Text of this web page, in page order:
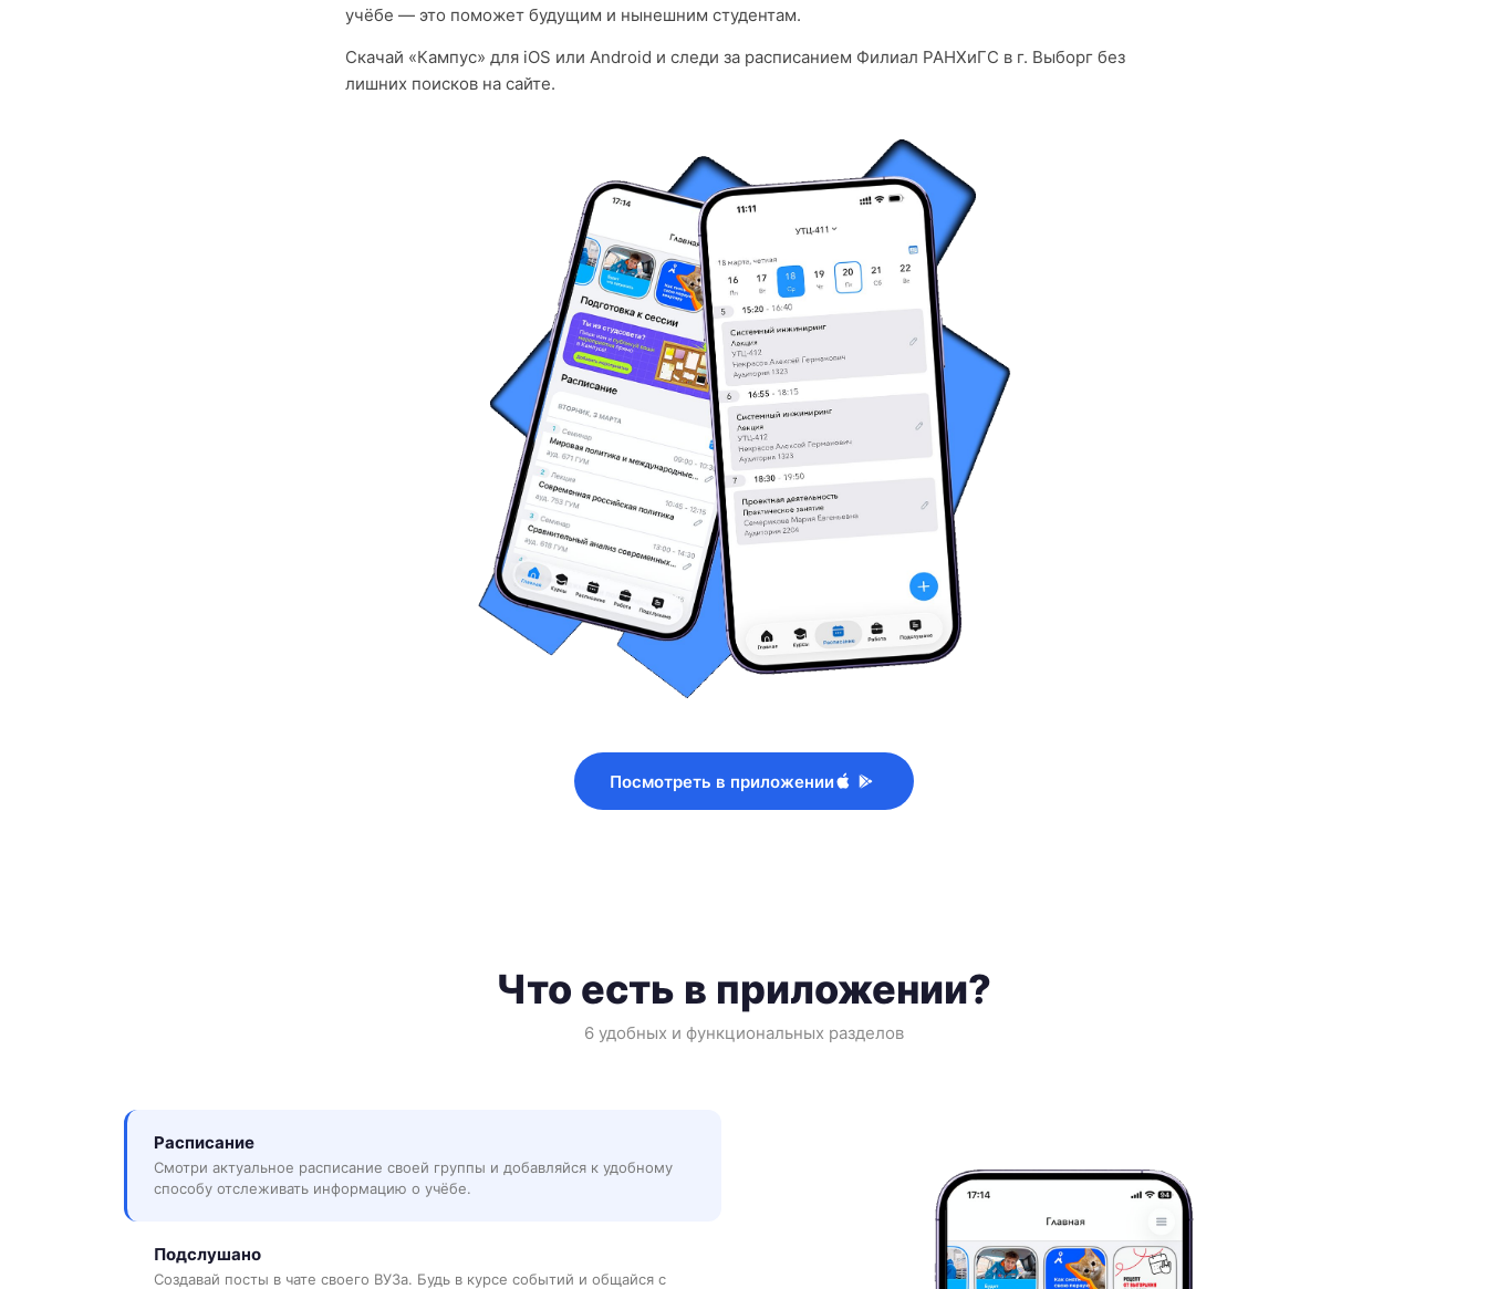
учёбе — это поможет будущим и нынешним студентам.
Скачай «Кампус» для iOS или Android и следи за расписанием Филиал РАНХиГС в г. Выборг без
лишних поисков на сайте.
Посмотреть в приложении
Что есть в приложении?
6 удобных и функциональных разделов
Расписание
Смотри актуальное расписание своей группы и добавляйся к удобному
способу отслеживать информацию о учёбе.
Подслушано
Создавай посты в чате своего ВУЗа. Будь в курсе событий и общайся с